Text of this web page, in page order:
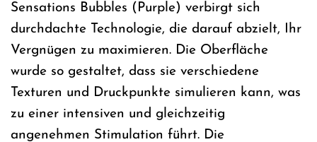
Sensations Bubbles (Purple) verbirgt sich
durchdachte Technologie, die darauf abzielt, Ihr
Vergnügen zu maximieren. Die Oberfläche
wurde so gestaltet, dass sie verschiedene
Texturen und Druckpunkte simulieren kann, was
zu einer intensiven und gleichzeitig
angenehmen Stimulation führt. Die